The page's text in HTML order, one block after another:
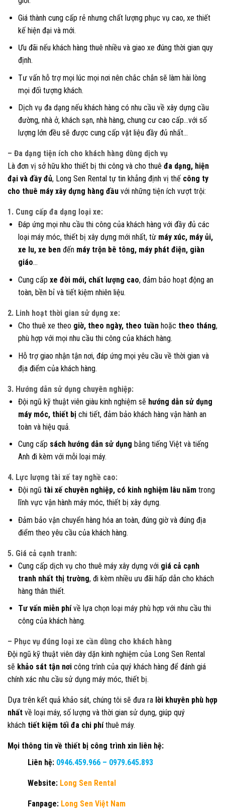
Giá thành cung cấp rẻ nhưng chất lượng phục vụ cao, xe thiết
kế hiện đại và mới.
Ưu đãi nếu khách hàng thuê nhiều và giao xe đúng thời gian quy
định.
Tư vấn hỗ trợ mọi lúc mọi nơi nên chắc chắn sẽ làm hài lòng
mọi đối tượng khách.
Dịch vụ đa dạng nếu khách hàng có nhu cầu về xây dựng cầu
đường, nhà ở, khách sạn, nhà hàng, chung cư cao cấp…với số
lượng lớn đều sẽ được cung cấp vật liệu đầy đủ nhất…
– Đa dạng tiện ích cho khách hàng dùng dịch vụ
Là đơn vị sở hữu kho thiết bị thi công và cho thuê đa dạng, hiện
đại và đầy đủ, Long Sen Rental tự tin khẳng định vị thế công ty
cho thuê máy xây dựng hàng đầu với những tiện ích vượt trội:
1. Cung cấp đa dạng loại xe:
Đáp ứng mọi nhu cầu thi công của khách hàng với đầy đủ các
loại máy móc, thiết bị xây dựng mới nhất, từ máy xúc, máy ủi,
xe lu, xe benđến máy trộn bê tông, máy phát điện, giàn
giáo…
Cung cấp xe đời mới, chất lượng cao, đảm bảo hoạt động an
toàn, bền bỉ và tiết kiệm nhiên liệu.
2. Linh hoạt thời gian sử dụng xe:
Cho thuê xe theo giờ, theo ngày, theo tuầnhoặc theo tháng,
phù hợp với mọi nhu cầu thi công của khách hàng.
Hỗ trợ giao nhận tận nơi, đáp ứng mọi yêu cầu về thời gian và
địa điểm của khách hàng.
3. Hướng dẫn sử dụng chuyên nghiệp:
Đội ngũ kỹ thuật viên giàu kinh nghiệm sẽ hướng dẫn sử dụng
máy móc, thiết bịchi tiết, đảm bảo khách hàng vận hành an
toàn và hiệu quả.
Cung cấp sách hướng dẫn sử dụng bằng tiếng Việt và tiếng
Anh đi kèm với mỗi loại máy.
4. Lực lượng tài xế tay nghề cao:
Đội ngũ tài xế chuyên nghiệp, có kinh nghiệm lâu nămtrong
lĩnh vực vận hành máy móc, thiết bị xây dựng.
Đảm bảo vận chuyển hàng hóa an toàn, đúng giờ và đúng địa
điểm theo yêu cầu của khách hàng.
5. Giá cả cạnh tranh:
Cung cấp dịch vụ cho thuê máy xây dựng với giá cả cạnh
tranh nhất thị trường, đi kèm nhiều ưu đãi hấp dẫn cho khách
hàng thân thiết.
Tư vấn miễn phívề lựa chọn loại máy phù hợp với nhu cầu thi
công của khách hàng.
– Phục vụ đúng loại xe cần dùng cho khách hàng
Đội ngũ kỹ thuật viên dày dặn kinh nghiệm của Long Sen Rental
sẽ khảo sát tận nơi công trình của quý khách hàng để đánh giá
chính xác nhu cầu sử dụng máy móc, thiết bị.
Dựa trên kết quả khảo sát, chúng tôi sẽ đưa ra lời khuyên phù hợp
nhất về loại máy, số lượng và thời gian sử dụng, giúp quý
khách tiết kiệm tối đa chi phíthuê máy.
Mọi thông tin về thiết bị công trình xin liên hệ:
Liên hệ: 0946.459.966 – 0979.645.893
Website: Long Sen Rental
Fanpage: Long Sen Việt Nam